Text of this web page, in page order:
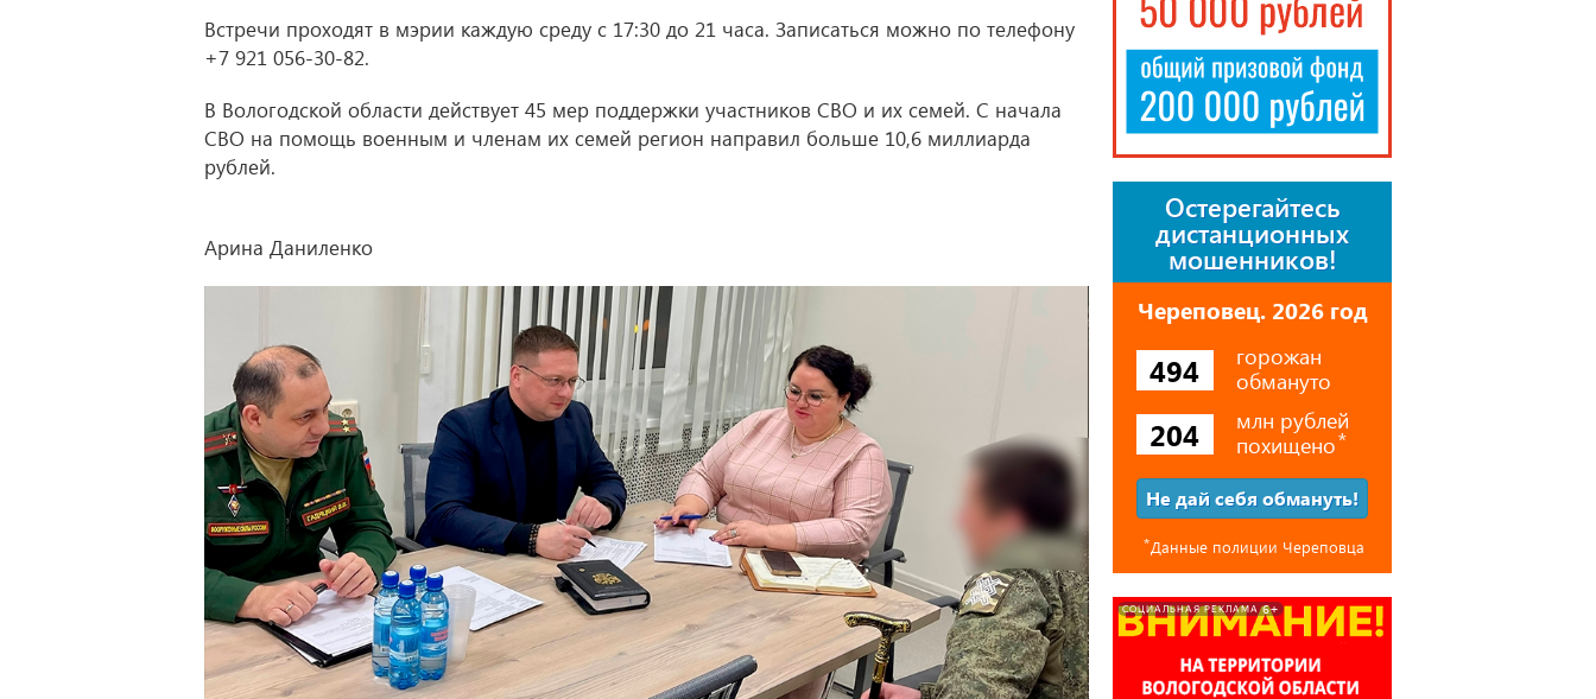
Встречи проходят в мэрии каждую среду с 17:30 до 21 часа. Записаться можно по телефону
+7 921 056-30-82.
В Вологодской области действует 45 мер поддержки участников СВО и их семей. С начала
СВО на помощь военным и членам их семей регион направил больше 10,6 миллиарда
рублей.
Арина Даниленко
Остерегайтесь
дистанционных
мошенников!
Череповец. 2026 год
494
горожан
обмануто
204
млн рублей
похищено⃰
Не дай себя обмануть!
⃰Данные полиции Череповца
СОЦИАЛЬНАЯ РЕКЛАМА 6+